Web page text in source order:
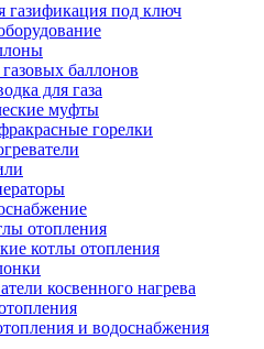
газификация под ключ
баллонов
для газа
муфты
горелки
отопления
котлы отопления
косвенного нагрева
и водоснабжения